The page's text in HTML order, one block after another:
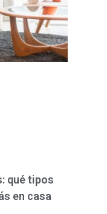
qué tipos
en casa